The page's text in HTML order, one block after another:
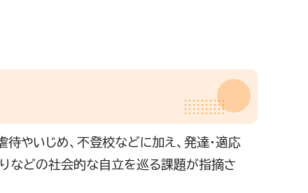
やいじめ、不登校などに加え、発達・適応
りなどの社会的な自立を巡る課題が指摘さ